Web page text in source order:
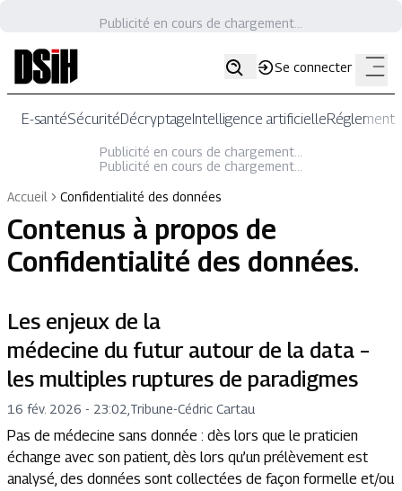
Publicité en cours de chargement...
Se connecter
E-santéSécuritéDécryptageIntelligence artificielle
Publicité en cours de chargement...
Publicité en cours de chargement...
Accueil
Confidentialité des données
Contenus à propos de
Confidentialité des données.
Les enjeux de la
médecine du futur autour de la data –
les multiples ruptures de paradigmes
16 fév. 2026 - 23:02 Tribune-Cédric Cartau
Pas de médecine sans donnée : dès lors que le praticien
échange avec son patient, dès lors qu’un prélèvement est
analysé, des données sont collectées de façon formelle et/ou